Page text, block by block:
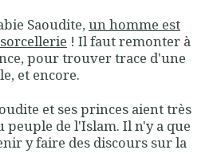
Saoudite,un homme est
! Il faut remonter à
pour trouver trace d'une
et encore.
et ses princes aient très
peuple de l'Islam. Il n'y a que
y faire des discours sur la